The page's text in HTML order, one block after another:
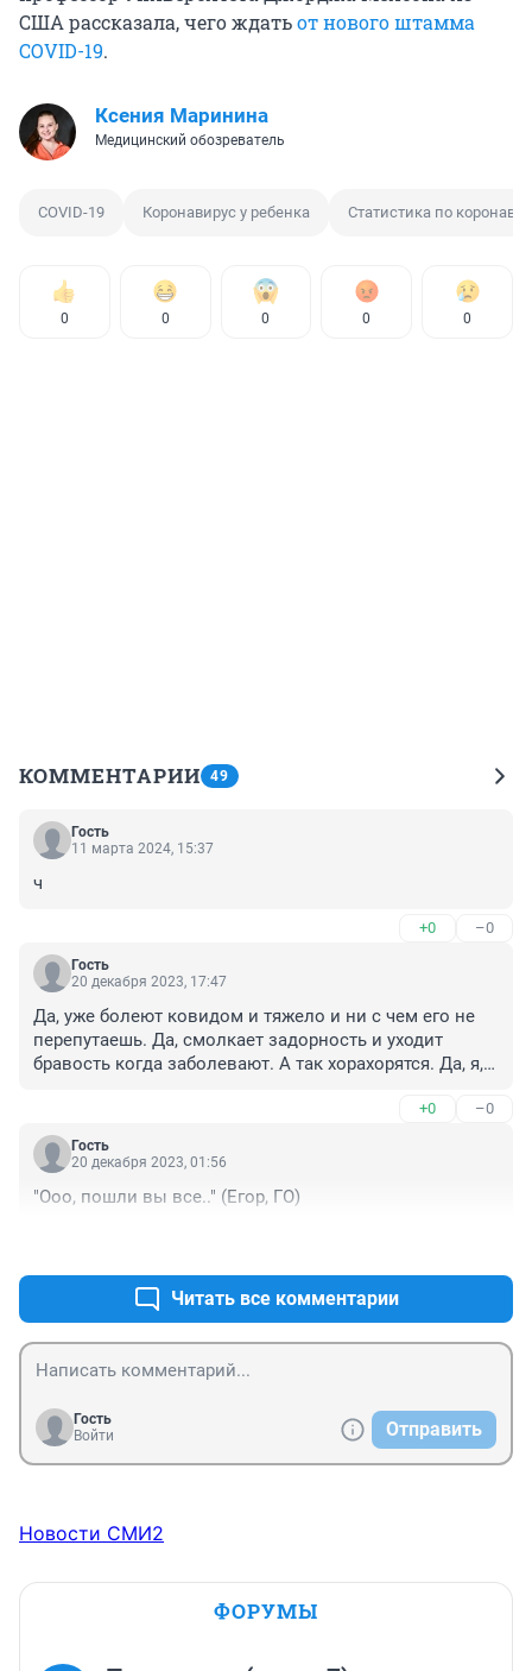
США рассказала, чего ждатьот нового штамма
COVID-19.
Ксения Маринина
Медицинский обозреватель
COVID-19 Коронавирус у ребенка Статистика по
0 0 0 0 0
КОММЕНТАРИИ 49
Гость
11 марта 2024, 15:37
ч
+0 –0
Гость
20 декабря 2023, 17:47
Да, уже болеют ковидом и тяжело и ни с чем его не
перепутаешь. Да, смолкает задорность и уходит
бравость когда заболевают. А так хорахорятся. Да, я,
+0 –0
Гость
20 декабря 2023, 01:56
"Ооо, пошли вы все.." (Егор, ГО)
Читать все комментарии
Гость
Войти
Отправить
Новости СМИ2
ФОРУМЫ